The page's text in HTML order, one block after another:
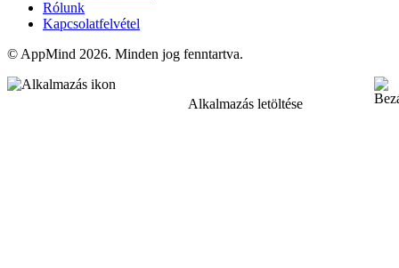
Rólunk
Kapcsolatfelvétel
© AppMind 2026. Minden jog fenntartva.
Alkalmazás letöltése